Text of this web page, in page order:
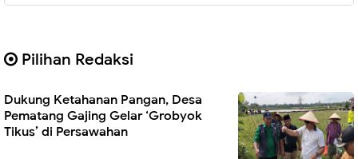
Pilihan Redaksi
Dukung Ketahanan Pangan, Desa
Pematang Gajing Gelar ‘Grobyok
Tikus’ di Persawahan